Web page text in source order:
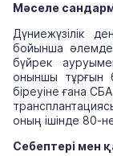
Мәселе
Дүниежүзілік
бойынша
бүйрек
оныншы тұрғын
біреуіне ғана
оның ішінде 80-
Себептері мен